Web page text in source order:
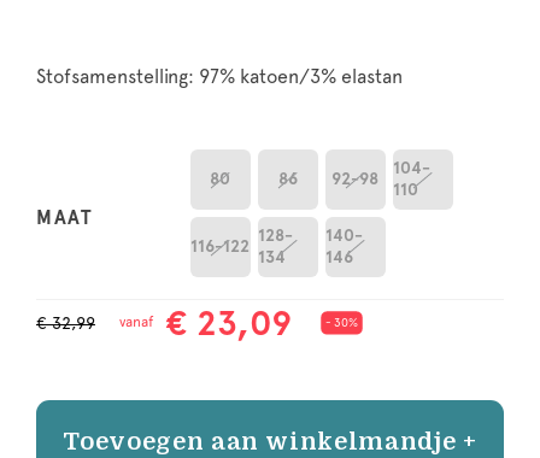
Stofsamenstelling: 97% katoen/3% elastan
MAAT
80 86 92-98
104-
110
116-122
128-
134
140-
146
€ 32,99 vanaf € 23,09 - 30%
Toevoegen aan winkelmandje +